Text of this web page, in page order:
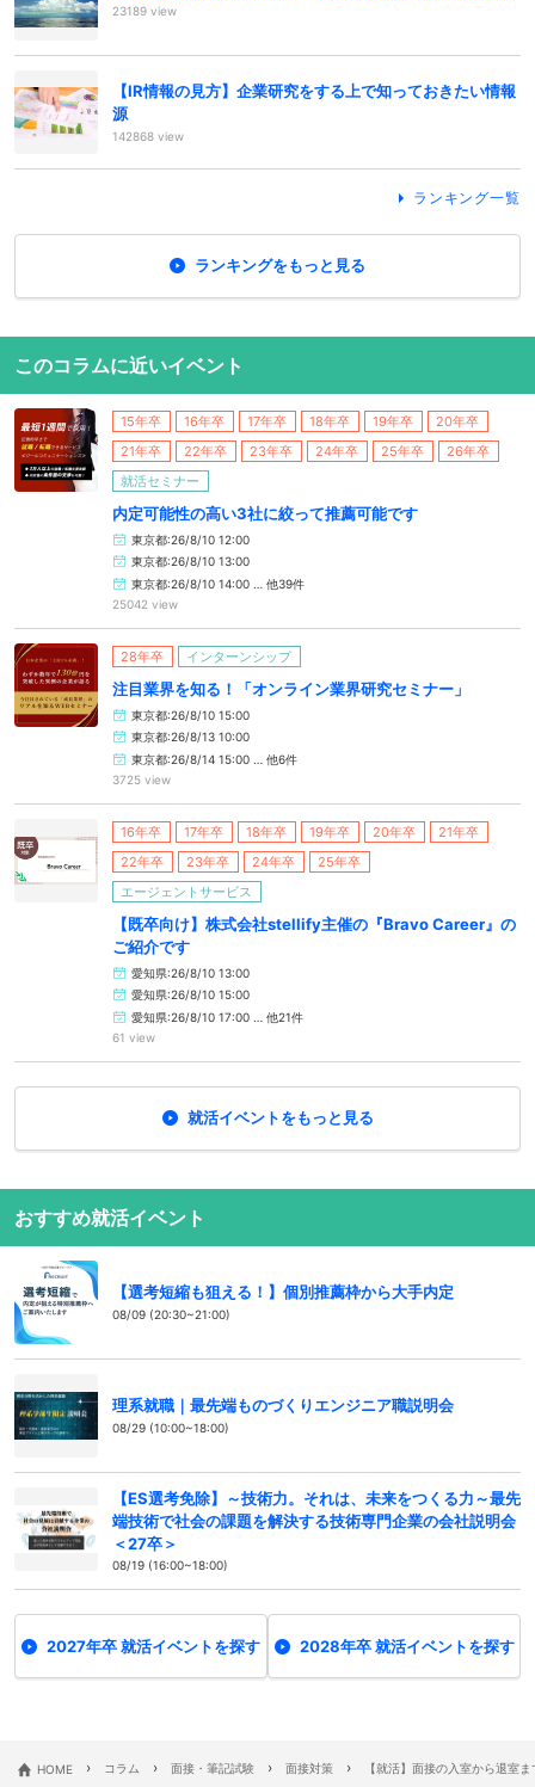
23189 view
【IR情報の見方】企業研究をする上で知っておきたい情報
源
142868 view
ランキング一覧
ランキングをもっと見る
このコラムに近いイベント
15年卒 16年卒 17年卒 18年卒 19年卒
20年卒
21年卒
22年卒 23年卒 24年卒 25年卒
26年卒
就活セミナー
内定可能性の高い3社に絞って推薦可能です
東京都:26/8/10 12:00
東京都:26/8/10 13:00
東京都:26/8/10 14:00 … 他39件
25042 view
28年卒 インターンシップ
注目業界を知る！「オンライン業界研究セミナー」
東京都:26/8/10 15:00
東京都:26/8/13 10:00
東京都:26/8/14 15:00 … 他6件
3725 view
16年卒 17年卒 18年卒 19年卒 20年卒
21年卒
22年卒
23年卒 24年卒
25年卒
エージェントサービス
【既卒向け】株式会社stellify主催の『Bravo Career』の
ご紹介です
愛知県:26/8/10 13:00
愛知県:26/8/10 15:00
愛知県:26/8/10 17:00 … 他21件
61 view
就活イベントをもっと見る
おすすめ就活イベント
【選考短縮も狙える！】個別推薦枠から大手内定
08/09 (20:30~21:00)
理系就職｜最先端ものづくりエンジニア職説明会
08/29 (10:00~18:00)
【ES選考免除】～技術力。それは、未来をつくる力～最先
端技術で社会の課題を解決する技術専門企業の会社説明会
＜27卒＞
08/19 (16:00~18:00)
2027年卒 就活イベントを探す 2028年卒 就活イベントを探す
HOME › コラム › 面接・筆記試験 › 面接対策 › 【就活】面接の入室から退室